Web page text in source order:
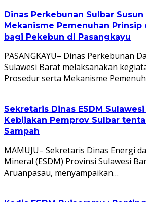
Dinas Perkebunan Sulbar
Mekanisme Pemenuhan Prinsip
bagi Pekebun di Pasangkayu
PASANGKAYU– Dinas Perkebunan
Sulawesi Barat melaksanakan
Prosedur serta Mekanisme
Sekretaris Dinas ESDM
Kebijakan Pemprov Sulbar
Sampah
MAMUJU– Sekretaris Dinas Energi
Mineral (ESDM) Provinsi Sulawesi
Aruanpasau, menyampaikan…